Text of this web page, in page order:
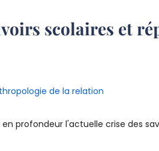
scolaires et
de la relation
profondeur l'actuelle crise des